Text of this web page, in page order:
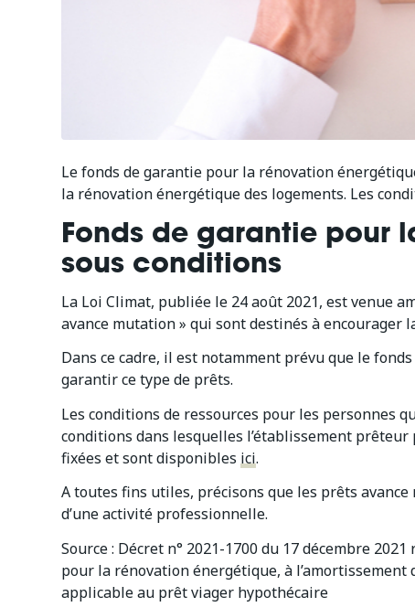
Le fonds de garantie pour la rénovation
la rénovation énergétique des logements. Les
Fonds de garantie pour
sous conditions
La Loi Climat, publiée le 24 août 2021, est venue
avance mutation » qui sont destinés à encourager
Dans ce cadre, il est notamment prévu que le
garantir ce type de prêts.
Les conditions de ressources pour les personnes
conditions dans lesquelles l’établissement prêteur
fixées et sont disponibles ici.
A toutes fins utiles, précisons que les prêts
d’une activité professionnelle.
Source: Décret n° 2021-1700 du 17 décembre
pour la rénovation énergétique, à
applicable au prêt viager hypothécaire